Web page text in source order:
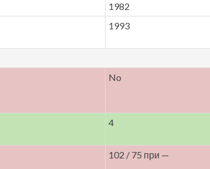
1982
1993
No
4
102 / 75 при —